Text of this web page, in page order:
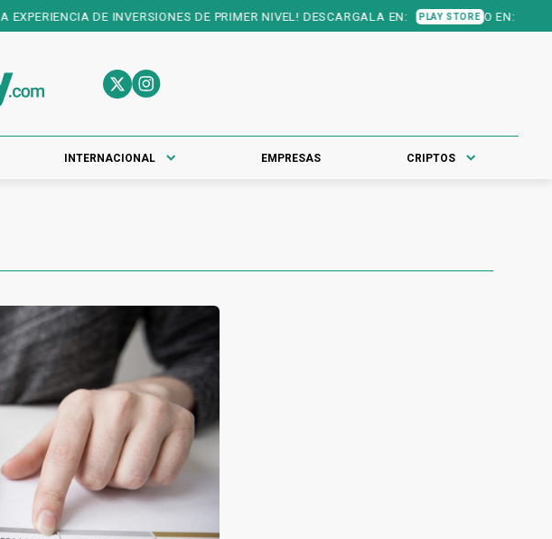
DE INVERSIONES DE PRIMER NIVEL! DESCARGALA EN: PLAY STORE O EN: APP
INTERNACIONAL EMPRESAS CRIPTOS